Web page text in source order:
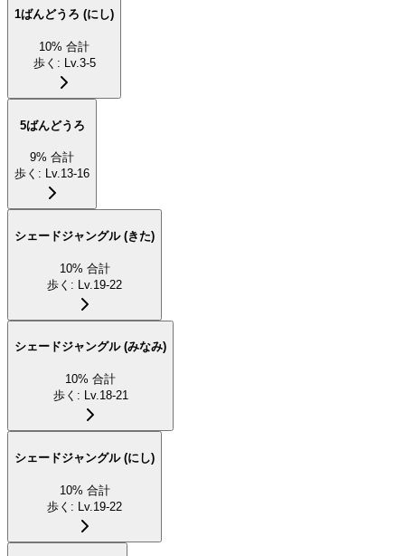
1ばんどうろ (にし)
10% 合計
歩く : Lv.3-5
5ばんどうろ
9% 合計
歩く : Lv.13-16
シェードジャングル (きた)
10% 合計
歩く : Lv.19-22
シェードジャングル (みなみ)
10% 合計
歩く : Lv.18-21
シェードジャングル (にし)
10% 合計
歩く : Lv.19-22